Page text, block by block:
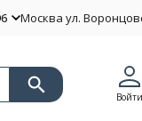
Москва ул.
Войти